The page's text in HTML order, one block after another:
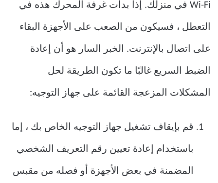
Wi-Fi في منزلك. إذا بدأت غرفة المحرك هذه في
التعطل ، فسيكون من الصعب على الأجهزة البقاء
على اتصال بالإنترنت. الخبر السار هو أن إعادة
الضبط السريع غالبًا ما تكون الطريقة لحل
المشكلات المزعجة القائمة على جهاز التوجيه:
قم بإيقاف تشغيل جهاز التوجيه الخاص بك ، إما
باستخدام إعادة تعيين رقم التعريف الشخصي
المضمنة في بعض الأجهزة أو فصله من مقبس